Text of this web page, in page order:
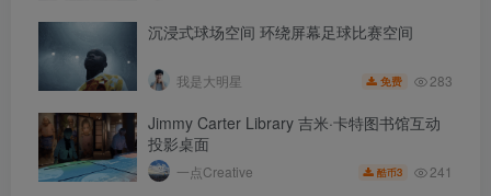
沉浸式球场空间 环绕屏幕足球比赛空间
我是大明星 免费 283
Jimmy Carter Library 吉米·卡特图书馆互动
投影桌面
一点Creative 酷币3 241